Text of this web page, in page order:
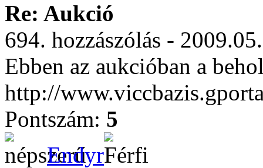
Re: Aukció
694. hozzászólás -
Ebben az aukcióban a
http://
Pontszám: 5
Endyr